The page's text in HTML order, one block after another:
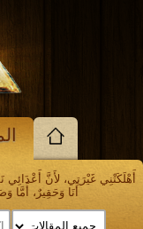
أَهْلَكَتْنِي غَيْرَتِي، لأَنَّ
أَنَا وَحَقِيرٌ، أَمَّا